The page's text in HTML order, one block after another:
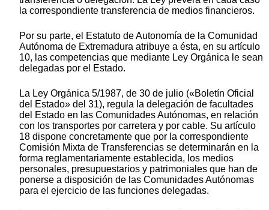
la correspondiente transferencia de medios financieros.
Por su parte, el Estatuto de Autonomía de la Comunidad
Autónoma de Extremadura atribuye a ésta, en su artículo
10, las competencias que mediante Ley Orgánica le sean
delegadas por el Estado.
La Ley Orgánica 5/1987, de 30 de julio («Boletín Oficial
del Estado» del 31), regula la delegación de facultades
del Estado en las Comunidades Autónomas, en relación
con los transportes por carretera y por cable. Su artículo
18 dispone concretamente que por la correspondiente
Comisión Mixta de Transferencias se determinarán en la
forma reglamentariamente establecida, los medios
personales, presupuestarios y patrimoniales que han de
ponerse a disposición de las Comunidades Autónomas
para el ejercicio de las funciones delegadas.